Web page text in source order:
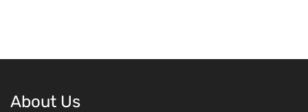
About Us